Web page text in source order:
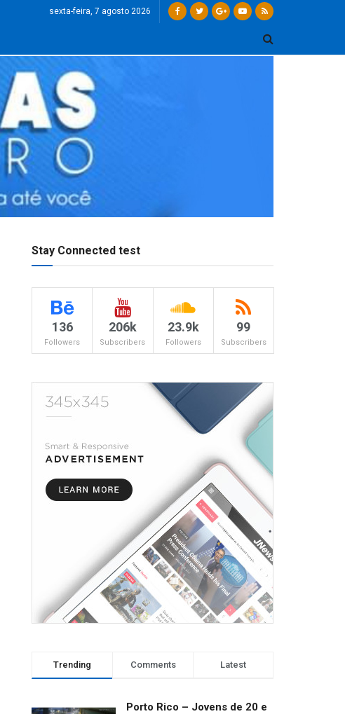
sexta-feira, 7 agosto 2026
Stay Connected test
136
Followers
206k
Subscribers
23.9k
Followers
99
Subscribers
Trending Comments Latest
Porto Rico – Jovens de 20 e